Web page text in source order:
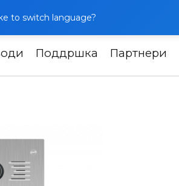
to switch language?
Поддршка Партнери
панели Slinex MB-08CRHD